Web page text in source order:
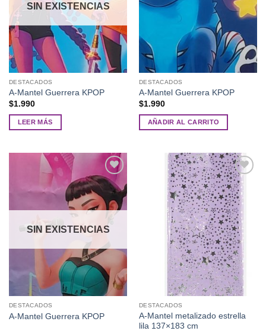
SIN EXISTENCIAS
DESTACADOS
A-Mantel Guerrera KPOP
$1.990
LEER MÁS
DESTACADOS
A-Mantel Guerrera KPOP
$1.990
AÑADIR AL CARRITO
Añadir
a la
lista de
deseos
SIN EXISTENCIAS
DESTACADOS
A-Mantel Guerrera KPOP
Añadir
a la
lista de
deseos
DESTACADOS
A-Mantel metalizado estrella
lila 137×183 cm